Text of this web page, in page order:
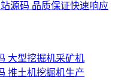
源码 品质保证快速响应
大型挖掘机采矿机
推土机挖掘机生产